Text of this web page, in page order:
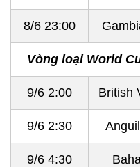
8/6 23:00
Vòng loại World
9/6 2:00 British
9/6 2:30
9/6 4:30